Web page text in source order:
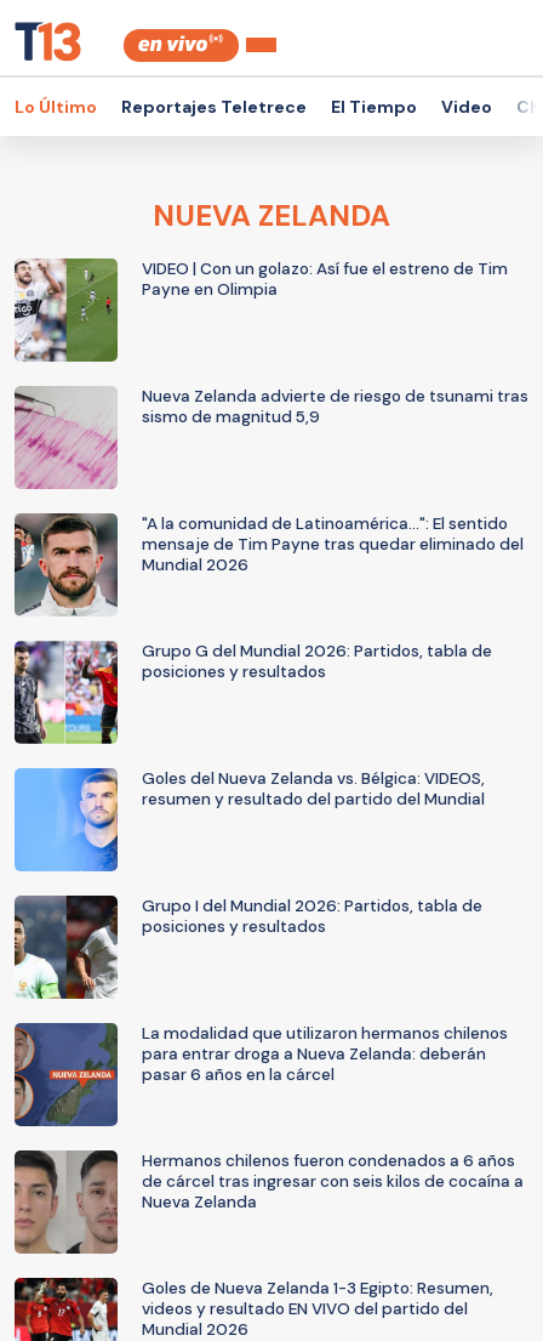
Lo Último Reportajes Teletrece El Tiempo Video
NUEVA ZELANDA
VIDEO | Con un golazo: Así fue el estreno de Tim
Payne en Olimpia
Nueva Zelanda advierte de riesgo de tsunami tras
sismo de magnitud 5,9
"A la comunidad de Latinoamérica...": El sentido
mensaje de Tim Payne tras quedar eliminado del
Mundial 2026
Grupo G del Mundial 2026: Partidos, tabla de
posiciones y resultados
Goles del Nueva Zelanda vs. Bélgica: VIDEOS,
resumen y resultado del partido del Mundial
Grupo I del Mundial 2026: Partidos, tabla de
posiciones y resultados
La modalidad que utilizaron hermanos chilenos
para entrar droga a Nueva Zelanda: deberán
pasar 6 años en la cárcel
Hermanos chilenos fueron condenados a 6 años
de cárcel tras ingresar con seis kilos de cocaína a
Nueva Zelanda
Goles de Nueva Zelanda 1-3 Egipto: Resumen,
videos y resultado EN VIVO del partido del
Mundial 2026